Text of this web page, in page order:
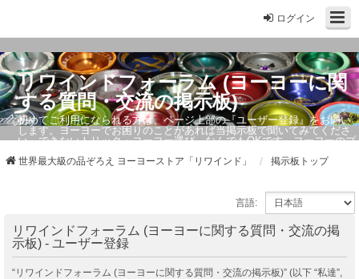
ログイン
リワインドフォーラム (ヨーヨーに関
する質問・交流の掲示板)
初めてご利用になられる方は、ページ上部の『ユーザー登録』をお願い
します。ヨーヨーでお困りのことがあれば当掲示板で聞いてみてくださ
い。できないトリック・ヨーヨー選び、なんでもOKです。ヨーヨーのプ
世界最大級の品ぞろえ ヨーヨーストア「リワインド」 掲示板トップ
言語:
リワインドフォーラム (ヨーヨーに関する質問・交流の掲
示板) - ユーザー登録
“リワインドフォーラム (ヨーヨーに関する質問・交流の掲示板)” (以下 “私達”,